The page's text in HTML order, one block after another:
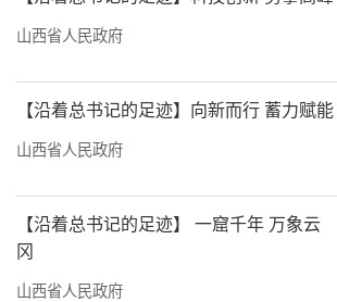
山西省人民政府
【沿着总书记的足迹】向新而行 蓄力赋能
山西省人民政府
【沿着总书记的足迹】 一窟千年 万象云
冈
山西省人民政府